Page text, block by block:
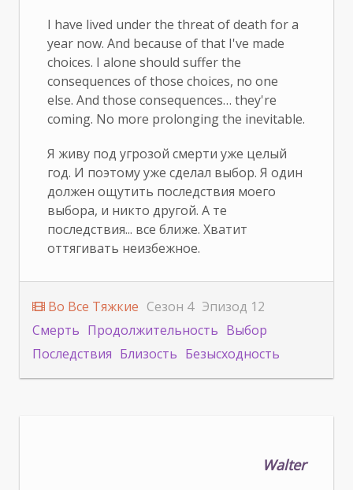
I have lived under the threat of death for a
year now. And because of that I've made
choices. I alone should suffer the
consequences of those choices, no one
else. And those consequences… they're
coming. No more prolonging the inevitable.
Я живу под угрозой смерти уже целый
год. И поэтому уже сделал выбор. Я один
должен ощутить последствия моего
выбора, и никто другой. А те
последствия... все ближе. Хватит
оттягивать неизбежное.
Во Все Тяжкие Сезон 4 Эпизод 12
Смерть Продолжительность Выбор
Последствия Близость Безысходность
Walter